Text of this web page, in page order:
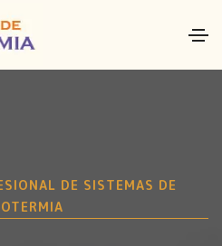
DE SISTEMAS DE